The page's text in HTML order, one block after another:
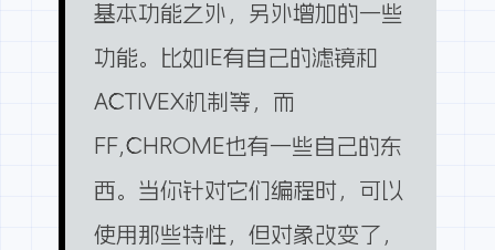
基本功能之外，另外增加的一些
功能。比如IE有自己的滤镜和
ACTIVEX机制等，而
FF,CHROME也有一些自己的东
西。当你针对它们编程时，可以
使用那些特性，但对象改变了，